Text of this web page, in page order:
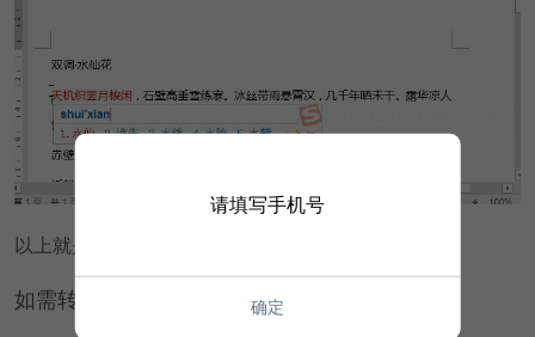
以上就是Word打字消失问题的解决方法，很简单！
如需转载请注明源网址：https://www.xqppt.com/
请填写手机号
确定